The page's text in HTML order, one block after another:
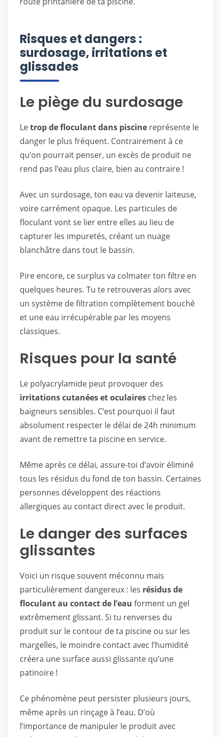
Risques et dangers :
surdosage, irritations et
glissades
Le piège du surdosage
Letrop de floculant dans piscine représente le
danger le plus fréquent. Contrairement à ce
qu’on pourrait penser, un excès de produit ne
rend pas l’eau plus claire, bien au contraire !
Avec un surdosage, ton eau va devenir laiteuse,
voire carrément opaque. Les particules de
floculant vont se lier entre elles au lieu de
capturer les impuretés, créant un nuage
blanchâtre dans tout le bassin.
Pire encore, ce surplus va colmater ton filtre en
quelques heures. Tu te retrouveras alors avec
un système de filtration complètement bouché
et une eau irrécupérable par les moyens
classiques.
Risques pour la santé
Le polyacrylamide peut provoquer des
irritations cutanées et oculaires chez les
baigneurs sensibles. C’est pourquoi il faut
absolument respecter le délai de 24h minimum
avant de remettre ta piscine en service.
Même après ce délai, assure-toi d’avoir éliminé
tous les résidus du fond de ton bassin. Certaines
personnes développent des réactions
allergiques au contact direct avec le produit.
Le danger des surfaces
glissantes
Voici un risque souvent méconnu mais
particulièrement dangereux : les résidus de
floculant au contact de l’eau forment un gel
extrêmement glissant. Si tu renverses du
produit sur le contour de ta piscine ou sur les
margelles, le moindre contact avec l’humidité
créera une surface aussi glissante qu’une
patinoire !
Ce phénomène peut persister plusieurs jours,
même après un rinçage à l’eau. D’où
l’importance de manipuler le produit avec